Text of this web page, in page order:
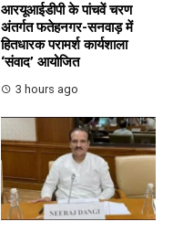
आरयूआईडीपी के पांचवें चरण
अंतर्गत फतेहनगर-सनवाड़ में
हितधारक परामर्श कार्यशाला
‘संवाद’ आयोजित
3 hours ago